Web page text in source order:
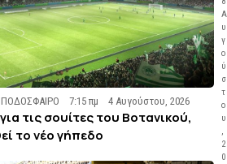
ΠΟΔΟΣΦΑΙΡΟ 7:15 πμ 4 Αυγούστου, 2026
τις σουίτες του Βοτανικού,
το νέο γήπεδο
Α
υ
γ
ο
ύ
σ
τ
ο
υ
,
2
0